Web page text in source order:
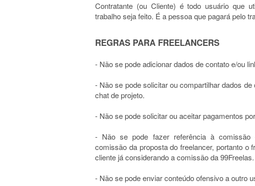
Contratante (ou Cliente) é todo usuário que
trabalho seja feito. É a pessoa que pagará pelo
REGRAS PARA FREELANCERS
- Não se pode adicionar dados de contato e/ou
- Não se pode solicitar ou compartilhar dados
chat de projeto.
- Não se pode solicitar ou aceitar pagamentos
- Não se pode fazer referência à comissão
comissão da proposta do freelancer, portanto o
cliente já considerando a comissão da 99Freelas.
- Não se pode enviar conteúdo ofensivo a outro